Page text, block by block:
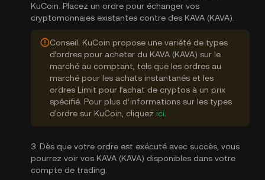
KuCoin. Placez un ordre pour échanger vos
cryptomonnaies existantes contre des KAVA (KAVA).
Conseil: KuCoin propose une variété de types
d’ordres pour acheter du KAVA (KAVA) sur le
marché au comptant, tels que les ordres au
marché pour les achats instantanés et les
ordres Limit pour l’achat de cryptos à un prix
spécifié. Pour plus d’informations sur les types
d'ordre sur KuCoin, cliquez ici
3. Dès que votre ordre est exécuté avec succès, vous
pourrez voir vos KAVA (KAVA) disponibles dans votre
compte de trading.